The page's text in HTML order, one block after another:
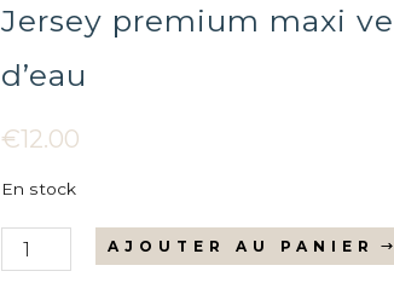
Jersey premium maxi
d’eau
€12.00
En stock
quantité
Jersey
AJOUTER AU PANIER